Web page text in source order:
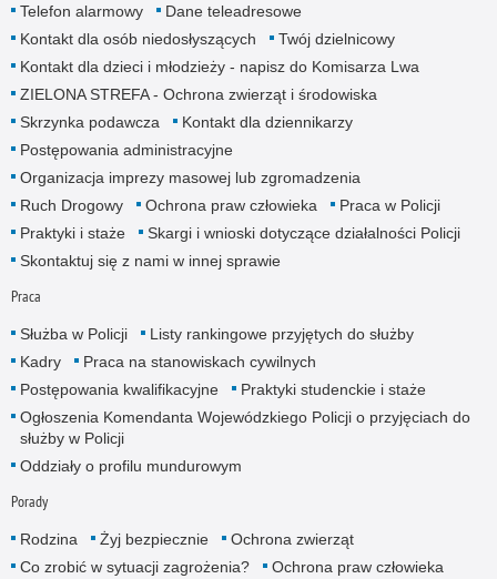
Telefon alarmowy
Dane teleadresowe
Kontakt dla osób niedosłyszących
Twój dzielnicowy
Kontakt dla dzieci i młodzieży - napisz do Komisarza Lwa
ZIELONA STREFA - Ochrona zwierząt i środowiska
Skrzynka podawcza
Kontakt dla dziennikarzy
Postępowania administracyjne
Organizacja imprezy masowej lub zgromadzenia
Ruch Drogowy
Ochrona praw człowieka
Praca w Policji
Praktyki i staże
Skargi i wnioski dotyczące działalności Policji
Skontaktuj się z nami w innej sprawie
Praca
Służba w Policji
Listy rankingowe przyjętych do służby
Kadry
Praca na stanowiskach cywilnych
Postępowania kwalifikacyjne
Praktyki studenckie i staże
Ogłoszenia Komendanta Wojewódzkiego Policji o przyjęciach do
służby w Policji
Oddziały o profilu mundurowym
Porady
Rodzina Żyj bezpiecznie
Ochrona zwierząt
Co zrobić w sytuacji zagrożenia?
Ochrona praw człowieka